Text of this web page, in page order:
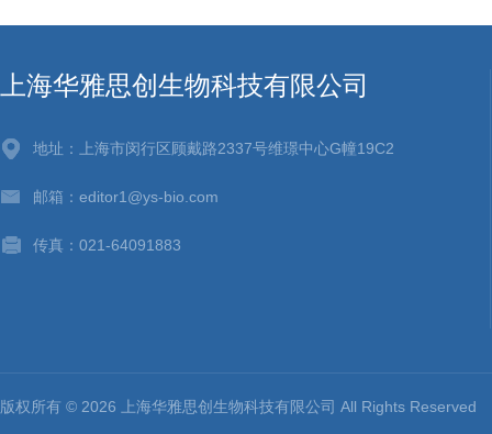
上海华雅思创生物科技有限公司
地址：上海市闵行区顾戴路2337号维璟中心G幢19C2
邮箱：editor1@ys-bio.com
传真：021-64091883
版权所有 © 2026 上海华雅思创生物科技有限公司 All Rights